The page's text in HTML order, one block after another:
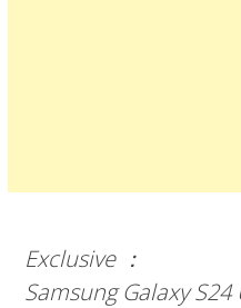
Exclusive ：
Samsung Galaxy